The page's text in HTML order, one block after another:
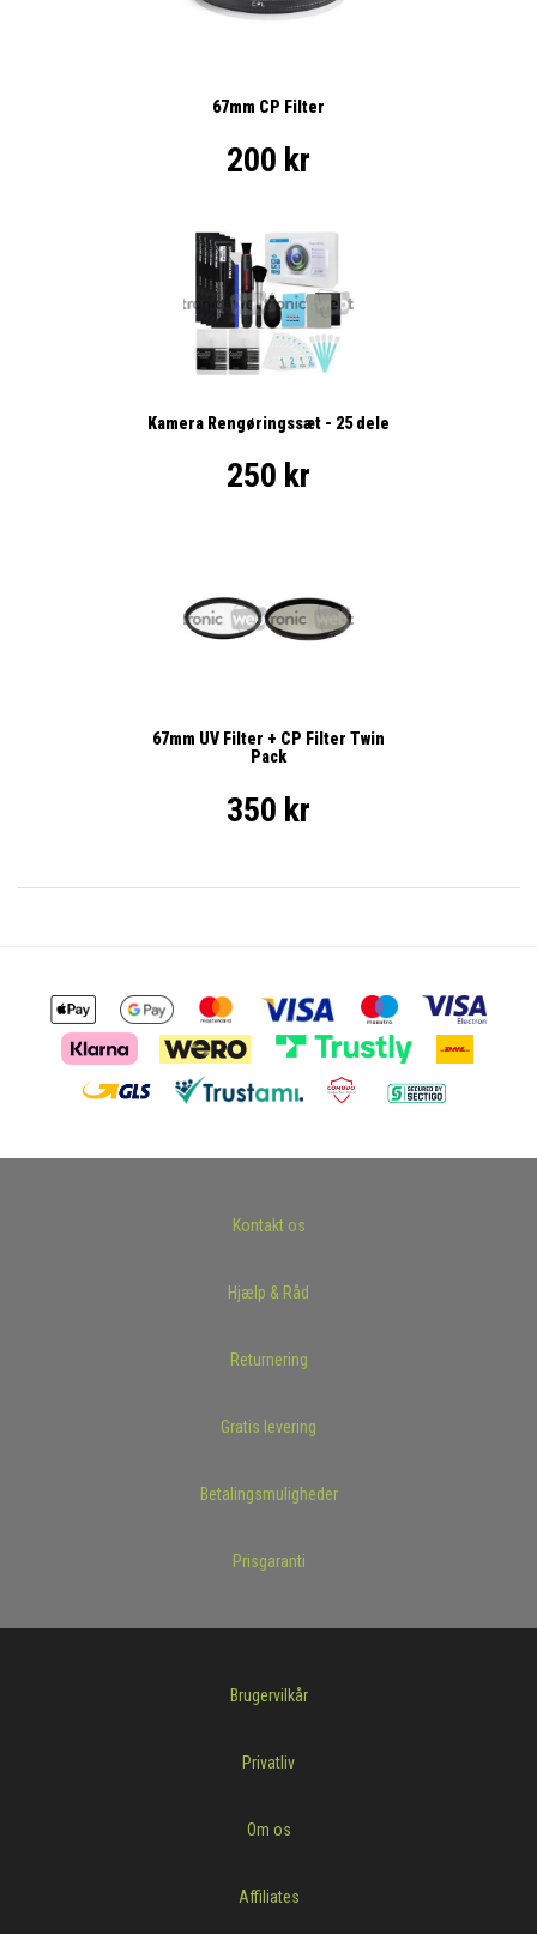
67mm CP Filter
200 kr
Kamera Rengøringssæt - 25 dele
250 kr
67mm UV Filter + CP Filter Twin
Pack
350 kr
Kontakt os
Hjælp & Råd
Returnering
Gratis levering
Betalingsmuligheder
Prisgaranti
Brugervilkår
Privatliv
Om os
Affiliates